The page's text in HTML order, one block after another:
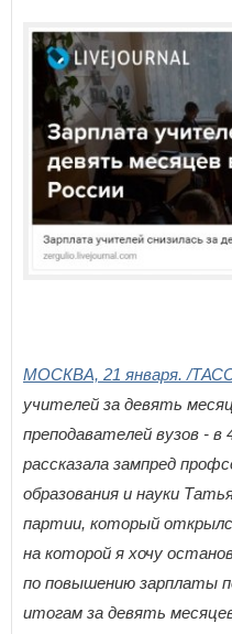
МОСКВА, 21 января. /
учителей за девять
преподавателей вузов -
рассказала зампред
образования и науки
партии, который
на которой я хочу
по повышению зарплаты
итогам за девять